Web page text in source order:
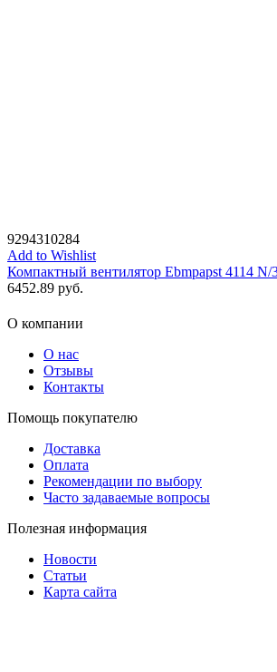
9294310284
Add to Wishlist
Компактный вентилятор Ebmpapst 4114 N/
6452.89 руб.
О компании
О нас
Отзывы
Контакты
Помощь покупателю
Доставка
Оплата
Рекомендации по выбору
Часто задаваемые вопросы
Полезная информация
Новости
Статьи
Карта сайта